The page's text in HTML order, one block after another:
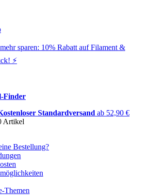
sparen: 10% Rabatt auf Filament &
⚡️
Finder
Standardversand ab 52,90 €
Artikel
Bestellung?
Themen